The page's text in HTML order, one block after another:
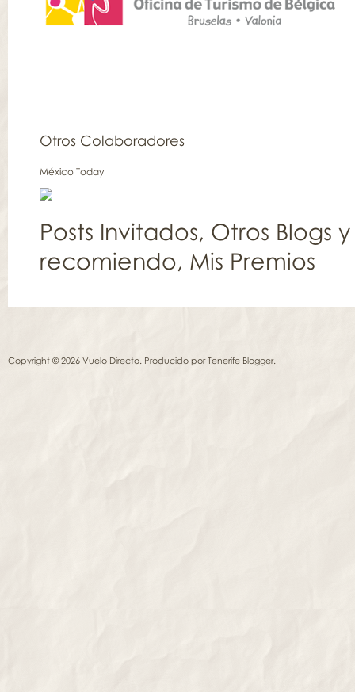
Otros Colaboradores
México Today
Posts Invitados, Otros Blogs
recomiendo, Mis Premios
Copyright © 2026 Vuelo Directo. Producido porTenerife Blogger.